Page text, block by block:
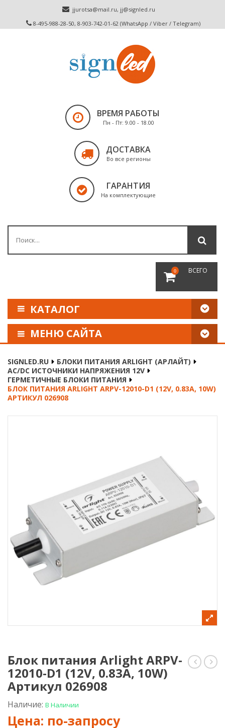
jjurotsa@mail.ru, jj@signled.ru
8-495-988-28-50, 8-903-742-01-62 (WhatsApp / Viber / Telegram)
ВРЕМЯ РАБОТЫ
Пн - Пт: 9.00 - 18.00
ДОСТАВКА
Во все регионы
ГАРАНТИЯ
На комплектующие
0 ВСЕГО
КАТАЛОГ
МЕНЮ САЙТА
ОПЛАТА И ДОСТАВКА
НАШИ РЕКВИЗИТЫ
SIGNLED.RU
БЛОКИ ПИТАНИЯ ARLIGHT (АРЛАЙТ)
AC/DC ИСТОЧНИКИ НАПРЯЖЕНИЯ 12V
ГЕРМЕТИЧНЫЕ БЛОКИ ПИТАНИЯ
БЛОК ПИТАНИЯ ARLIGHT ARPV-12010-D1 (12V, 0.83A, 10W)
АРТИКУЛ 026908
ARL-
Блок питания Arlight ARPV-
12010-D1 (12V, 0.83A, 10W)
Артикул 026908
Наличие: В Наличии